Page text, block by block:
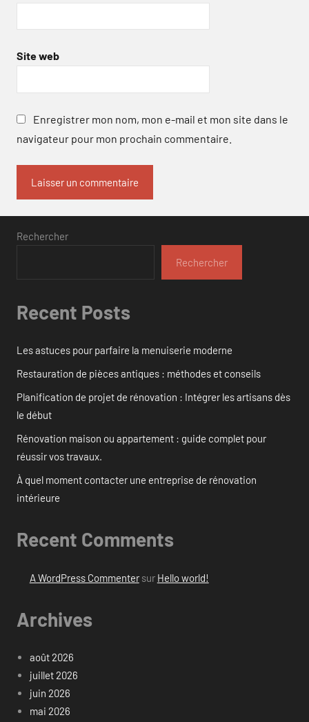
Site web
Enregistrer mon nom, mon e-mail et mon site dans le
navigateur pour mon prochain commentaire.
Rechercher
Rechercher
Recent Posts
Les astuces pour parfaire la menuiserie moderne
Restauration de pièces antiques : méthodes et conseils
Planification de projet de rénovation : Intégrer les artisans dès
le début
Rénovation maison ou appartement : guide complet pour
réussir vos travaux.
À quel moment contacter une entreprise de rénovation
intérieure
Recent Comments
A WordPress Commentersur Hello world!
Archives
août 2026
juillet 2026
juin 2026
mai 2026